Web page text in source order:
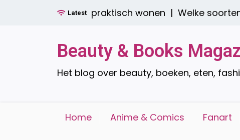
Latest
stijlvol én praktisch wonen |Welke soorten
Beauty & Books
Het blog over beauty, boeken, eten,
Home Anime & Comics Fanart